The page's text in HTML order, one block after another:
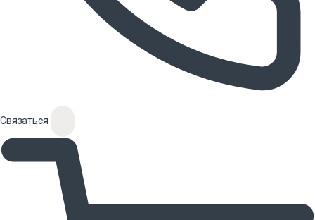
Связаться